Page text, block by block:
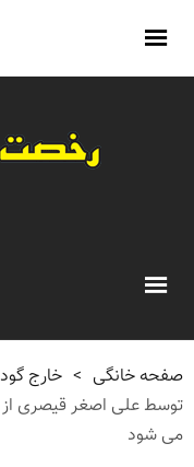
صفحه خانگی > خارج گود
می شود